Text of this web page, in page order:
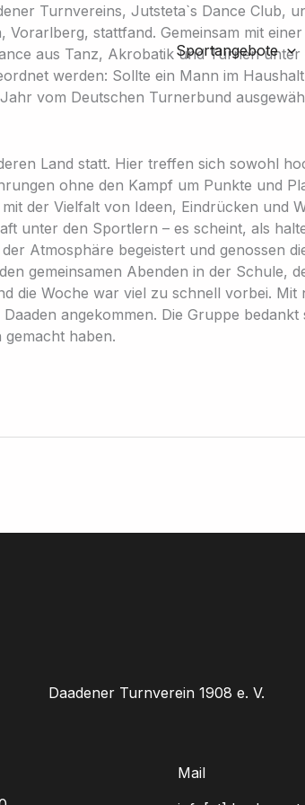
Sportangebote
Turnvereins, Jutsteta`s Dance Club,
Vorarlberg, stattfand. Gemeinsam mit
aus Tanz, Akrobatik und Turnen
werden: Sollte ein Mann im
vom Deutschen Turnerbund
Land statt. Hier treffen sich sowohl
ohne den Kampf um Punkte und
der Vielfalt von Ideen, Eindrücken und
unter den Sportlern – es scheint, als
Atmosphäre begeistert und genossen
gemeinsamen Abenden in der Schule,
die Woche war viel zu schnell vorbei.
angekommen. Die Gruppe
gemacht haben.
Daadener Turnverein 1908 e. V.
Mail